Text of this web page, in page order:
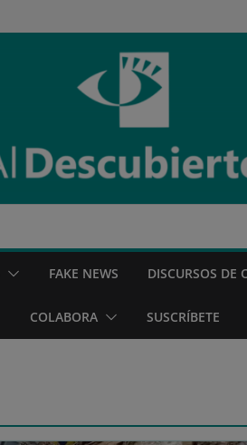
FAKE NEWS DISCURSOS DE
COLABORA SUSCRÍBETE